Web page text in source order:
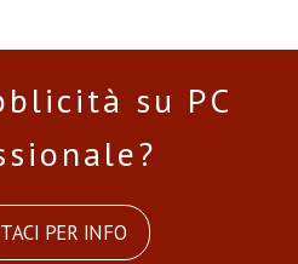
su PC
PER INFO